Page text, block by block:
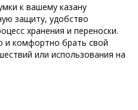
к вашему казану
защиту, удобство
хранения и переноски.
и комфортно брать свой
или использования на